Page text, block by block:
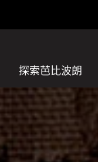
探索芭比波朗